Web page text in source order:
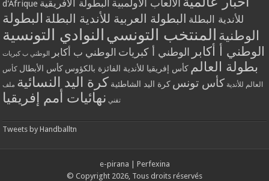
d'Afrique
الألعاب الأولمبية البطولة الافريقية
للأندية البطلة البطولة العربية للأندية البطلة البطولة
الوطنية المنتخب التونسي النوادي التونسية
الوطني أ أكابر الوطني أ كبريات الوطني ب أكابر الوطني ب كبريات
بطولة العالم كأس إفريقيا للأندية الفائزة بالكؤوس كأس الأبطال كأس
العالم للأندية كأس تونس كرة اليد الشاطئية كرة اليد النسائية ملف
تقني نهائيات أمم إفريقيا
Tweets by Handballtn
e-pirana
Perfexina
© Copyright 2026, Tous droits réservés